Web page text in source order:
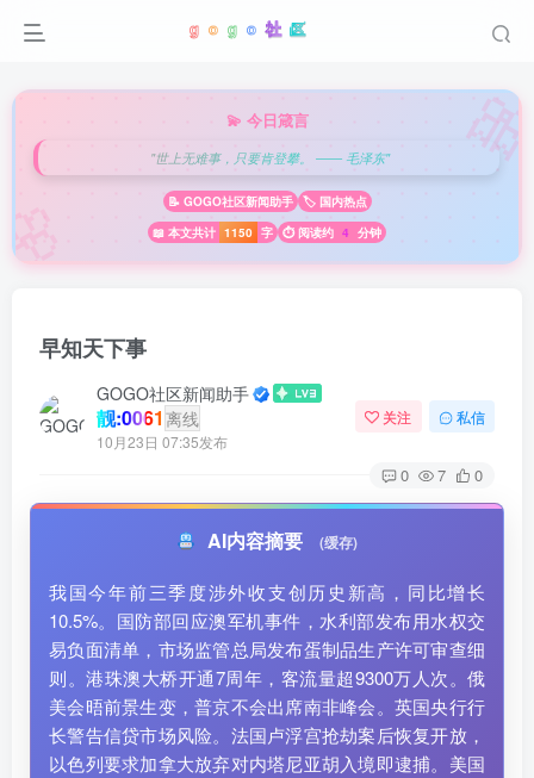
💫 今日箴言
"世上无难事，只要肯登攀。 —— 毛泽东"
📝 GOGO社区新闻助手
🏷️ 国内热点
📖 本文共计 1150 字 ⏱️ 阅读约 4 分钟
早知天下事
GOGO社区新闻助手
靓:0061 离线
10月23日 07:35发布
关注 私信
0 7 0
AI内容摘要 (缓存)
我国今年前三季度涉外收支创历史新高，同比增长
10.5%。国防部回应澳军机事件，水利部发布用水权交
易负面清单，市场监管总局发布蛋制品生产许可审查细
则。港珠澳大桥开通7周年，客流量超9300万人次。俄
美会晤前景生变，普京不会出席南非峰会。英国央行行
长警告信贷市场风险。法国卢浮宫抢劫案后恢复开放，
以色列要求加拿大放弃对内塔尼亚胡入境即逮捕。美国